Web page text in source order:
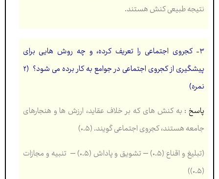
نتیجه طبیعی کنش هستند.
۳- کجروی اجتماعی را تعریف کرده، و چه روش هایی برای
پیشگیری از کجروی اجتماعی در جوامع به کار برده می شود؟ (۲
نمره)
پاسخ :به کنش های که بر خلاف عقاید، ارزش ها و هنجارهای
جامعه هستند، کجروی اجتماعی گویند. (۰.۵)
(تبلیغ و اقناع (۰.۵) – تشویق و پاداش (۰.۵) – تنبیه و مجازات
(۰.۵))